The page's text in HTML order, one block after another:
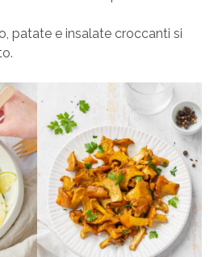
patate e insalate croccanti si